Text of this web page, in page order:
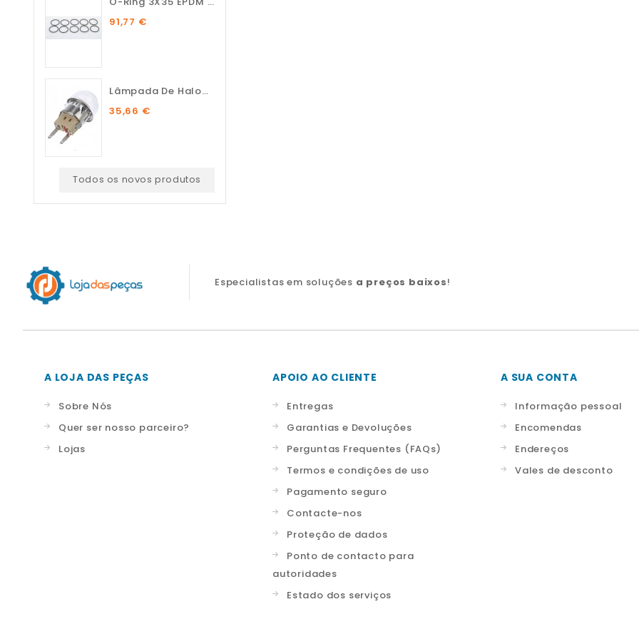
91,77 €
Lâmpada De Halogénio...
35,66 €
Todos os novos produtos
Especialistas em soluções a preços baixos!
A LOJA DAS PEÇAS
Sobre Nós
Quer ser nosso parceiro?
Lojas
APOIO AO CLIENTE
Entregas
Garantias e Devoluções
Perguntas Frequentes (FAQs)
Termos e condições de uso
Pagamento seguro
Contacte-nos
Proteção de dados
Ponto de contacto para
autoridades
Estado dos serviços
A SUA CONTA
Informação pessoal
Encomendas
Endereços
Vales de desconto